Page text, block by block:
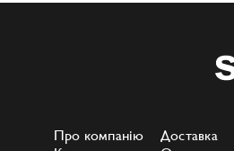
Про компанію
Доставка